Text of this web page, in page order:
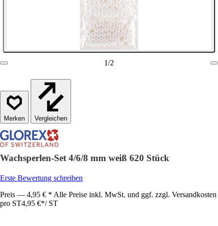
1/2
Vergleichen
Wachsperlen-Set 4/6/8 mm weiß 620 Stück
Erste Bewertung schreiben
Preis — 4,95 € * Alle Preise inkl. MwSt. und ggf. zzgl. Versandkosten
pro ST4,95 €*/ ST